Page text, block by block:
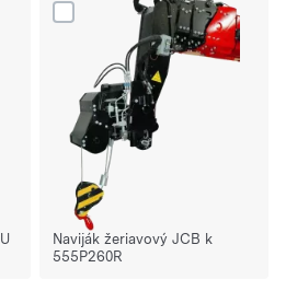
MANITOU do porównania
Dodaj produkt Naviják žeriavový
Naviják žeriavový JCB k
555P260R